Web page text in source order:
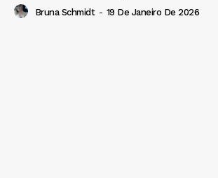
Bruna Schmidt - 19 De Janeiro De 2026